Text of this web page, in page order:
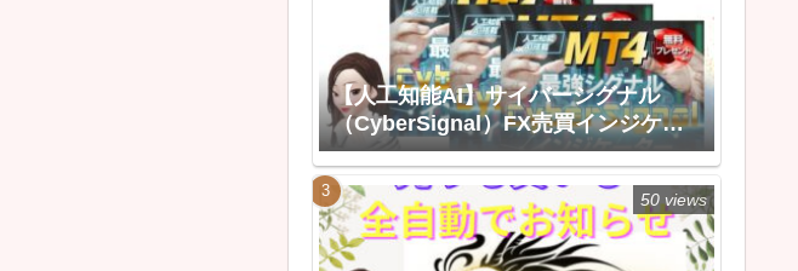
【人工知能AI】サイバーシグナル
（CyberSignal）FX売買インジケー
ター 最強特典追加！
50 views